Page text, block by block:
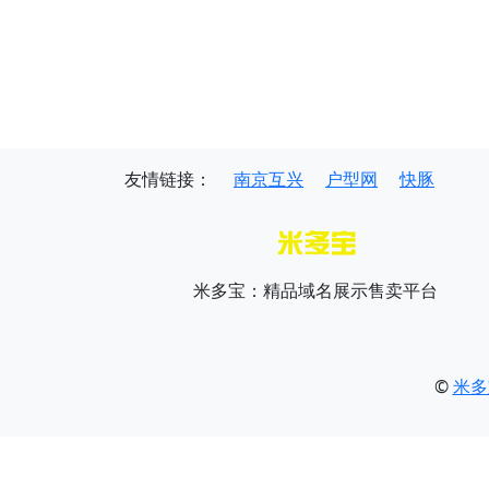
友情链接： 南京互兴 户型网 快豚
米多宝：精品域名展示售卖平台
©米